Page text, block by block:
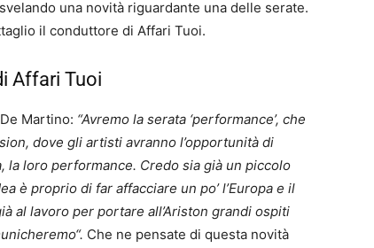
una novità riguardante una delle serate.
il conduttore di Affari Tuoi.
Affari Tuoi
Martino: “Avremo la serata ‘performance’, che
dove gli artisti avranno l’opportunità di
la loro performance. Credo sia già un piccolo
è proprio di far affacciare un po’ l’Europa e il
al lavoro per portare all’Ariston grandi ospiti
Che ne pensate di questa novità